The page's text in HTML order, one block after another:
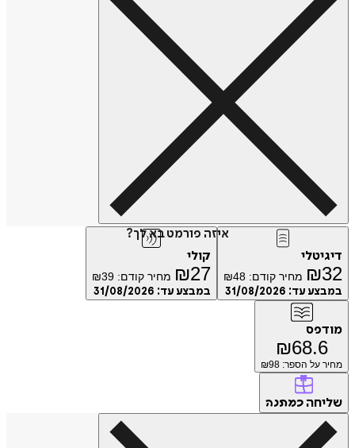
איזה פורמט בא לך?
דיגיטלי
₪32 מחיר קודם: ₪48
במבצע עד: 31/08/2026
קולי
₪27 מחיר קודם: ₪39
במבצע עד: 31/08/2026
מודפס
₪68.6
מחיר על הספר: ₪ 98
שליחה כמתנה